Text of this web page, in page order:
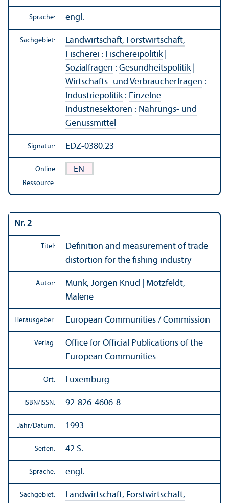
Sprache: engl.
Sachgebiet:
Landwirtschaft, Forstwirtschaft,
Fischerei : Fischereipolitik|
Sozialfragen : Gesundheits­politik|
Wirtschafts- und Verbraucherfragen :
Industriepolitik: Einzelne
Industriesektoren : Nahrungs- und
Genussmittel
Signatur: EDZ-0380.23
Online
Ressource:
EN
Nr. 2
Titel:
Definition and measurement of trade
distortion for the fishing industry
Autor:
Munk, Jorgen Knud | Motzfeldt,
Malene
Herausgeber: European Communities / Commission
Verlag:
Office for Official Publications of the
European Communities
Ort: Luxemburg
ISBN/ ISSN: 92-826-4606-8
Jahr/Datum: 1993
Seiten: 42 S.
Sprache: engl.
Sachgebiet: Landwirtschaft, Forstwirtschaft,